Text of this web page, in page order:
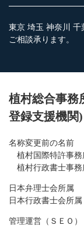
東京 埼玉 神奈川
ご相談承ります。
植村総合事務
登録支援機関)
名称変更前の名前
植村国際特許事務
植村行政書士事務
日本弁理士会所属
日本行政書士会所属
管理運営（ＳＥＯ